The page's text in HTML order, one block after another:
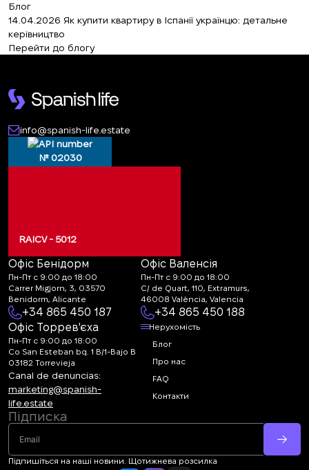
Блог
14.04.2026 Як купити квартиру в Іспанії українцю: детальне
керівництво
Перейти до блогу
info@spanish-life.estate
№ 02030
RAICV - 5012
Офіс Бенідорм
Пн-Пт с 9:00 до 18:00
Carrer Migjorn, 3, 03570
Benidorm, Alicante
+34 865 450 187
Офіс Валенсія
Пн-Пт с 9:00 до 18:00
C/ de Quart, 110, Extramurs,
46008 València, Valencia
+34 865 450 188
Офіс Торрев'єха
Пн-Пт с 9:00 до 18:00
Co San Esteban bq. 1 B/1-Bajo B
03182 Torrevieja
Canal de denuncias:
marketing@spanish-
life.estate
Нерухомість
Блог
Про нас
FAQ
Контакти
Підписка
Підпишіться на наші новини. Щотижнева розсилка